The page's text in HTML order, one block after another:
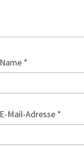
Name *
E-Mail-Adresse *